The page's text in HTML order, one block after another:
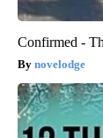
Confirmed -
novelodge